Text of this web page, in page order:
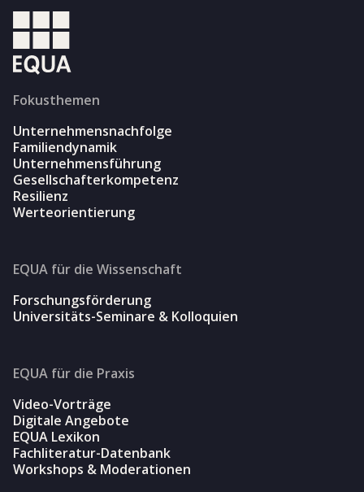
Fokusthemen
Unternehmensnachfolge
Familiendynamik
Unternehmensführung
Gesellschafterkompetenz
Resilienz
Werteorientierung
EQUA für die Wissenschaft
Forschungsförderung
Universitäts-Seminare & Kolloquien
EQUA für die Praxis
Video-Vorträge
Digitale Angebote
EQUA Lexikon
Fachliteratur-Datenbank
Workshops & Moderationen